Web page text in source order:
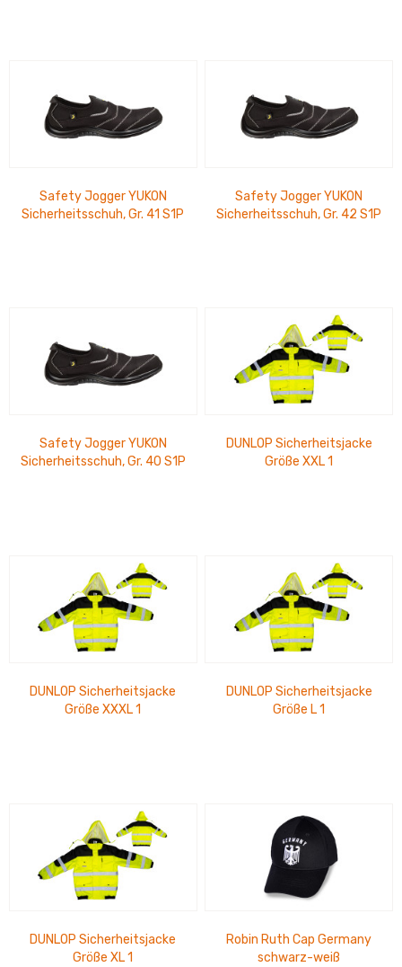
Safety Jogger YUKON
Sicherheitsschuh, Gr. 41 S1P
Safety Jogger YUKON
Sicherheitsschuh, Gr. 42 S1P
Safety Jogger YUKON
Sicherheitsschuh, Gr. 40 S1P
DUNLOP Sicherheitsjacke
Größe XXL 1
DUNLOP Sicherheitsjacke
Größe XXXL 1
DUNLOP Sicherheitsjacke
Größe L 1
DUNLOP Sicherheitsjacke
Größe XL 1
Robin Ruth Cap Germany
schwarz-weiß